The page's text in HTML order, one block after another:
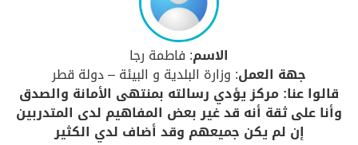
الاسم: فاطمة رجا
جهة العمل: وزارة البلدية و البيئة – دولة قطر
قالوا عنا: مركز يؤدي رسالته بمنتهى الأمانة والصدق
وأنا على ثقة أنه قد غير بعض المفاهيم لدى المتدربين
إن لم يكن جميعهم وقد أضاف لدي الكثير